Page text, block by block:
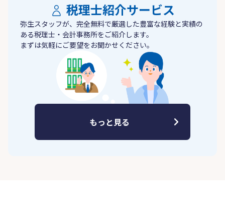
税理士紹介サービス
弥生スタッフが、完全無料で厳選した豊富な経験と実績の
ある税理士・会計事務所をご紹介します。
まずは気軽にご要望をお聞かせください。
もっと見る